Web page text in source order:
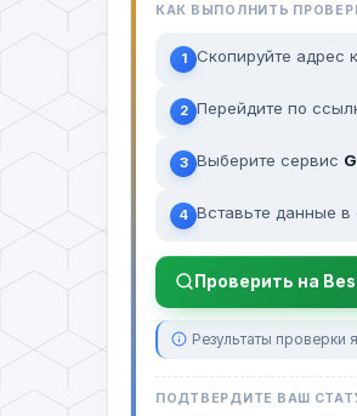
КАК ВЫПОЛНИТЬ
1 Скопируйте адрес
2 Перейдите по
3 Выберите сервис
4 Вставьте данные в
Проверить на
Результаты проверки
ПОДТВЕРДИТЕ ВАШ